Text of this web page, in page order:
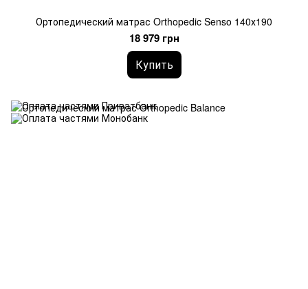
Ортопедический матрас Orthopedic Senso 140х190
18 979 грн
Купить